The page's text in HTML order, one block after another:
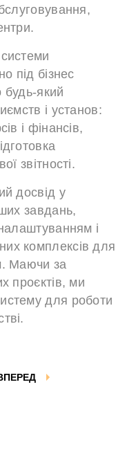
під бізнес
будь-який
і установ:
і фінансів,
звітності.
досвід у
завдань,
і
комплексів для
Маючи за
проєктів, ми
для роботи